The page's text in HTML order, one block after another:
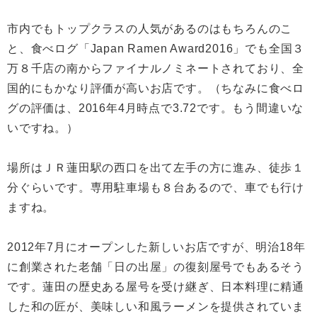
市内でもトップクラスの人気があるのはもちろんのこ
と、食べログ「Japan Ramen Award2016」でも全国３
万８千店の南からファイナルノミネートされており、全
国的にもかなり評価が高いお店です。（ちなみに食べロ
グの評価は、2016年4月時点で3.72です。もう間違いな
いですね。）
場所はＪＲ蓮田駅の西口を出て左手の方に進み、徒歩１
分ぐらいです。専用駐車場も８台あるので、車でも行け
ますね。
2012年7月にオープンした新しいお店ですが、明治18年
に創業された老舗「日の出屋」の復刻屋号でもあるそう
です。蓮田の歴史ある屋号を受け継ぎ、日本料理に精通
した和の匠が、美味しい和風ラーメンを提供されていま